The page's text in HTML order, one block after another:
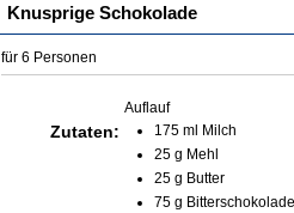
Knusprige Schokolade
für 6 Personen
Zutaten:
Auflauf
175 ml Milch
25 g Mehl
25 g Butter
75 g